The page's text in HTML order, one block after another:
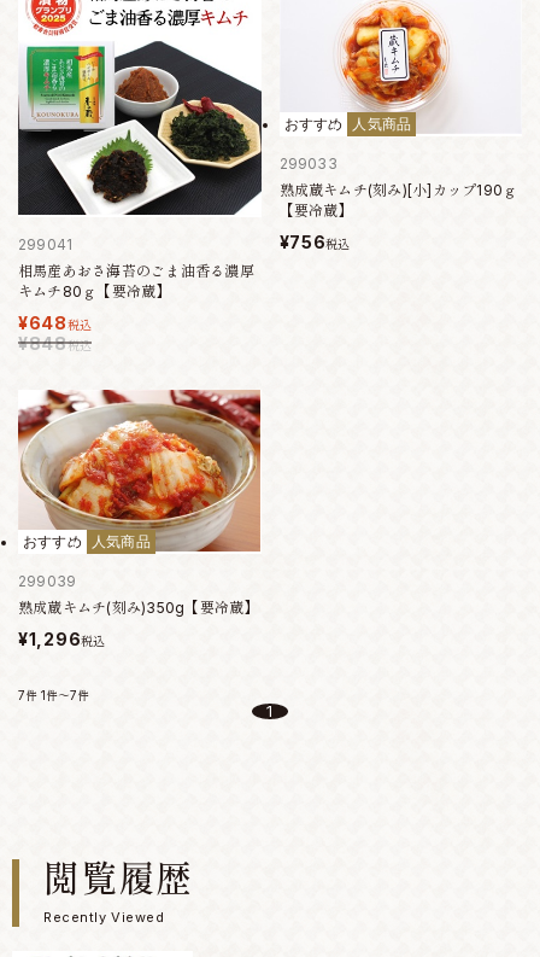
299041
相馬産あおさ海苔のごま油香る濃厚
キムチ80ｇ【要冷蔵】
¥648税込
¥848税込
おすすめ 人気商品
299033
熟成蔵キムチ(刻み)[小]カップ190ｇ
【要冷蔵】
¥756税込
おすすめ 人気商品
299039
熟成蔵キムチ(刻み)350g【要冷蔵】
¥1,296税込
7件 1件～7件
1
閲覧履歴
Recently Viewed